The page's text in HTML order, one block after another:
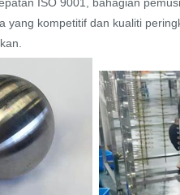
ISO 9001, bahagian
yang kompetitif dan kualiti